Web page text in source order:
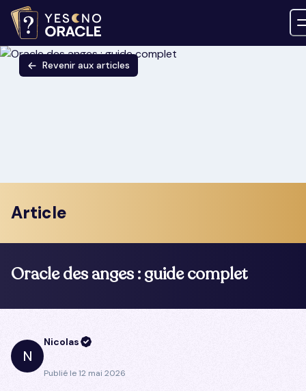
Revenir aux articles
Article
Oracle des anges : guide complet
N
Nicolas
Publié le12 mai 2026